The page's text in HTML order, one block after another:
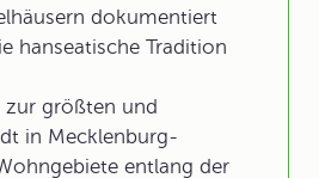
dokumentiert
hanseatische Tradition
größten und
in Mecklenburg-
entlang der